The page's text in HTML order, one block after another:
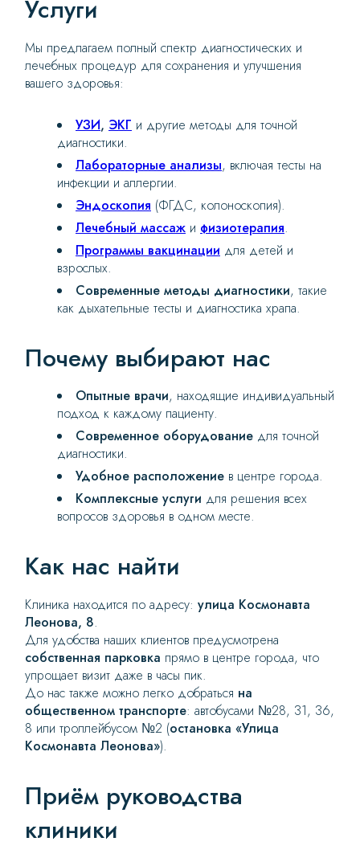
Услуги
Мы предлагаем полный спектр диагностических и
лечебных процедур для сохранения и улучшения
вашего здоровья:
УЗИ, ЭКГ и другие методы для точной
диагностики.
Лабораторные анализы, включая тесты на
инфекции и аллергии.
Эндоскопия (ФГДС, колоноскопия).
Лечебный массаж и физиотерапия.
Программы вакцинации для детей и
взрослых.
Современные методы диагностики, такие
как дыхательные тесты и диагностика храпа.
Почему выбирают нас
Опытные врачи, находящие индивидуальный
подход к каждому пациенту.
Современное оборудование для точной
диагностики.
Удобное расположение в центре города.
Комплексные услуги для решения всех
вопросов здоровья в одном месте.
Как нас найти
Клиника находится по адресу: улица Космонавта
Леонова, 8.
Для удобства наших клиентов предусмотрена
собственная парковка прямо в центре города, что
упрощает визит даже в часы пик.
До нас также можно легко добраться на
общественном транспорте: автобусами №28, 31, 36,
8 или троллейбусом №2 (остановка «Улица
Космонавта Леонова»).
Приём руководства
клиники